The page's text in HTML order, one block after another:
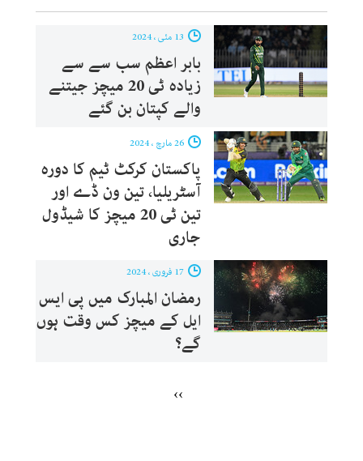
بابر اعظم سب سے سے
زیادہ ٹی 20 میچز جیتنے
والے کپتان بن گئے
پاکستان کرکٹ ٹیم کا دورہ
آسٹریلیا، تین ون ڈے اور
تین ٹی 20 میچز کا شیڈول
جاری
رمضان المبارک میں پی ایس
ایل کے میچز کس وقت ہوں
گے؟
››